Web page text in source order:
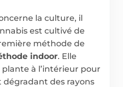
la culture, il
est cultivé de
méthode de
indoor. Elle
à l’intérieur pour
dégradant des rayons